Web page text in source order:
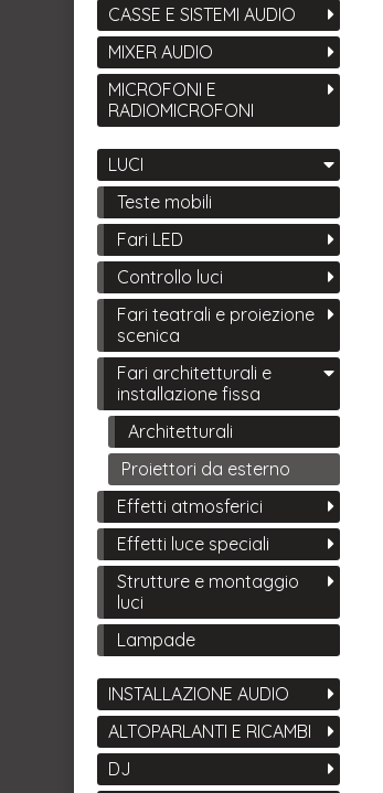
CASSE E SISTEMI AUDIO
MIXER AUDIO
MICROFONI E
RADIOMICROFONI
LUCI
Teste mobili
Fari LED
Controllo luci
Fari teatrali e proiezione
scenica
Fari architetturali e
installazione fissa
Architetturali
Proiettori da esterno
Effetti atmosferici
Effetti luce speciali
Strutture e montaggio
luci
Lampade
INSTALLAZIONE AUDIO
ALTOPARLANTI E RICAMBI
DJ